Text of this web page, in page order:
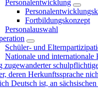
Personalentwicklung
Fortbildungskonzept
Personalauswahl
Schüler- und
Nationale und internationale
zugewanderter
deren Herkunftssprache
Deutsch ist, an